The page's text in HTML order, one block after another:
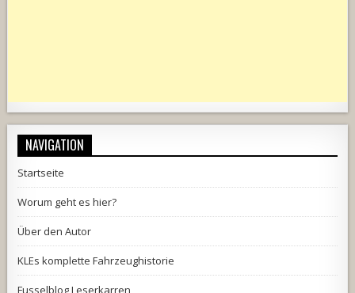
NAVIGATION
Startseite
Worum geht es hier?
Über den Autor
KLEs komplette Fahrzeughistorie
Fusselblog Leserkarren